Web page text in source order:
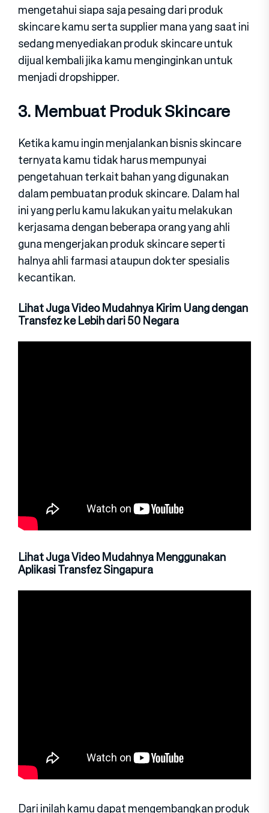
mengetahui siapa saja pesaing dari produk
skincare kamu serta supplier mana yang saat ini
sedang menyediakan produk skincare untuk
dijual kembali jika kamu menginginkan untuk
menjadi dropshipper.
3. Membuat Produk Skincare
Ketika kamu ingin menjalankan bisnis skincare
ternyata kamu tidak harus mempunyai
pengetahuan terkait bahan yang digunakan
dalam pembuatan produk skincare. Dalam hal
ini yang perlu kamu lakukan yaitu melakukan
kerjasama dengan beberapa orang yang ahli
guna mengerjakan produk skincare seperti
halnya ahli farmasi ataupun dokter spesialis
kecantikan.
Lihat Juga Video Mudahnya Kirim Uang dengan
Transfez ke Lebih dari 50 Negara
Lihat Juga Video Mudahnya Menggunakan
Aplikasi Transfez Singapura
Dari inilah kamu dapat mengembangkan produk